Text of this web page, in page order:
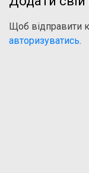
Щоб відправити
авторизуватись.